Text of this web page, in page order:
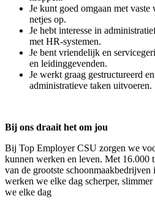
Je kunt goed omgaan met
netjes op.
Je hebt interesse in
met HR‑systemen.
Je bent vriendelijk en
en leidinggevenden.
Je werkt graag gestructureerd
administratieve taken uitvoeren.
Bij ons draait het om jou
Bij Top Employer CSU zorgen we
kunnen werken en leven. Met 16.000
van de grootste
werken we elke dag scherper,
we elke dag